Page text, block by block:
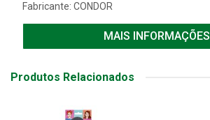
Fabricante: CONDOR
MAIS INFORMAÇÕES
Produtos Relacionados